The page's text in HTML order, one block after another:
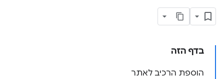
בדף הזה
הוספת הרכיב לאתר